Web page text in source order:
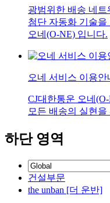
광범위한 배송 네트
첨단 자동화 기술
오네(O-NE) 입니다.
오네 서비스 이용안
CJ대한통운 오네
모든 배송의 실현
하단 영역
건설부문
the unban [더 운반]